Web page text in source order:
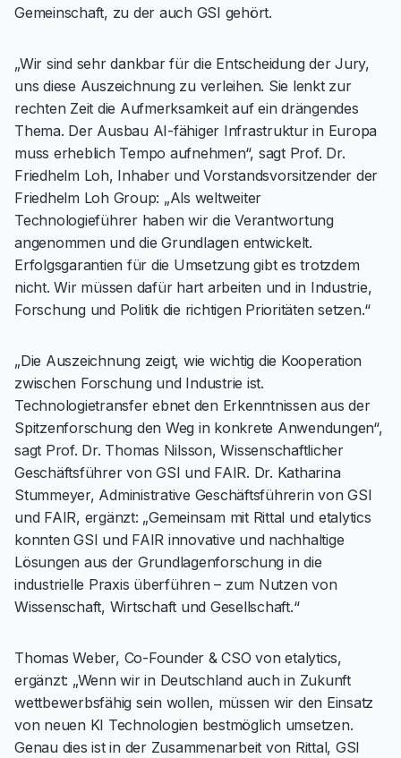
Gemeinschaft, zu der auch GSI gehört.
„Wir sind sehr dankbar für die Entscheidung der Jury,
uns diese Auszeichnung zu verleihen. Sie lenkt zur
rechten Zeit die Aufmerksamkeit auf ein drängendes
Thema. Der Ausbau AI-fähiger Infrastruktur in Europa
muss erheblich Tempo aufnehmen“, sagt Prof. Dr.
Friedhelm Loh, Inhaber und Vorstandsvorsitzender der
Friedhelm Loh Group: „Als weltweiter
Technologieführer haben wir die Verantwortung
angenommen und die Grundlagen entwickelt.
Erfolgsgarantien für die Umsetzung gibt es trotzdem
nicht. Wir müssen dafür hart arbeiten und in Industrie,
Forschung und Politik die richtigen Prioritäten setzen.“
„Die Auszeichnung zeigt, wie wichtig die Kooperation
zwischen Forschung und Industrie ist.
Technologietransfer ebnet den Erkenntnissen aus der
Spitzenforschung den Weg in konkrete Anwendungen“,
sagt Prof. Dr. Thomas Nilsson, Wissenschaftlicher
Geschäftsführer von GSI und FAIR. Dr. Katharina
Stummeyer, Administrative Geschäftsführerin von GSI
und FAIR, ergänzt: „Gemeinsam mit Rittal und etalytics
konnten GSI und FAIR innovative und nachhaltige
Lösungen aus der Grundlagenforschung in die
industrielle Praxis überführen – zum Nutzen von
Wissenschaft, Wirtschaft und Gesellschaft.“
Thomas Weber, Co-Founder & CSO von etalytics,
ergänzt: „Wenn wir in Deutschland auch in Zukunft
wettbewerbsfähig sein wollen, müssen wir den Einsatz
von neuen KI Technologien bestmöglich umsetzen.
Genau dies ist in der Zusammenarbeit von Rittal, GSI